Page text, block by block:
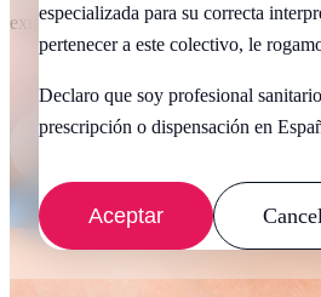
especializada para su correcta
pertenecer a este colectivo, le
Declaro que soy profesional
prescripción o dispensación en
Aceptar
exudativas.